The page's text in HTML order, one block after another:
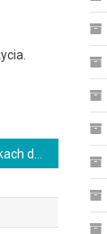
Kofeina w kosmetykach działanie: co działa, jak stosować i kiedy zmienić plan